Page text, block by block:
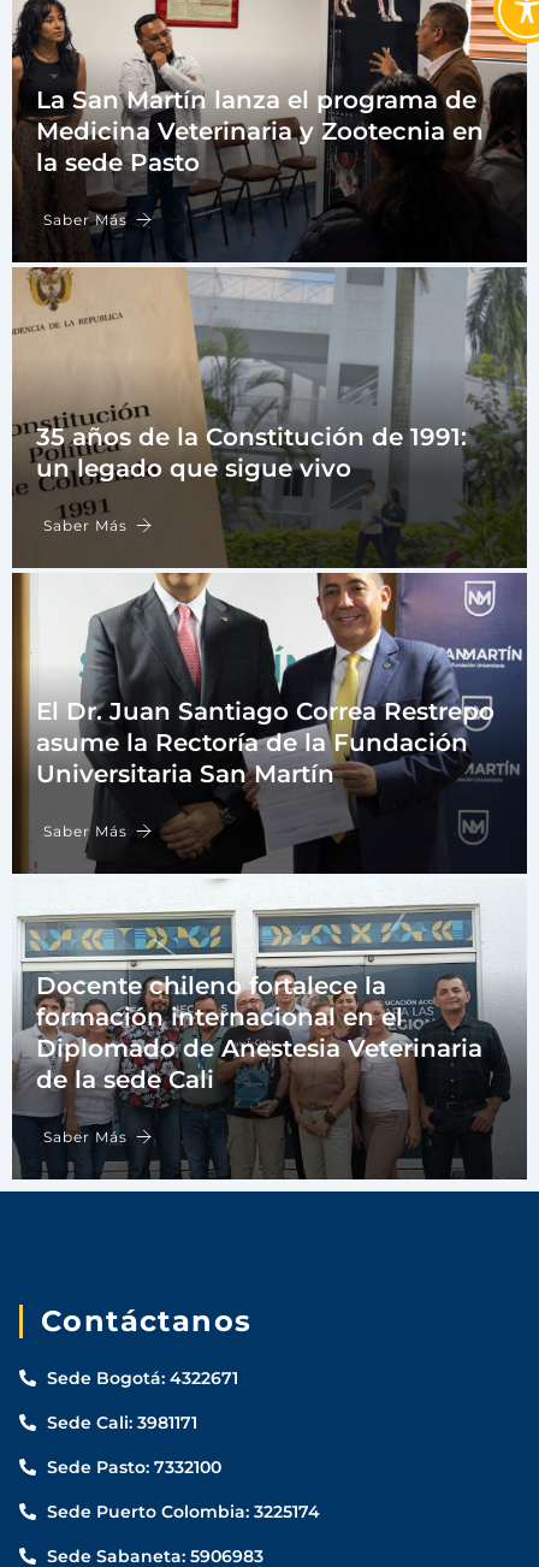
La San Martín lanza el programa de
Medicina Veterinaria y Zootecnia en
la sede Pasto
Saber Más
35 años de la Constitución de 1991:
un legado que sigue vivo
Saber Más
El Dr. Juan Santiago Correa Restrepo
asume la Rectoría de la Fundación
Universitaria San Martín
Saber Más
Docente chileno fortalece la
formación internacional en el
Diplomado de Anestesia Veterinaria
de la sede Cali
Saber Más
Contáctanos
Sede Bogotá: 4322671
Sede Cali: 3981171
Sede Pasto: 7332100
Sede Puerto Colombia: 3225174
Sede Sabaneta: 5906983